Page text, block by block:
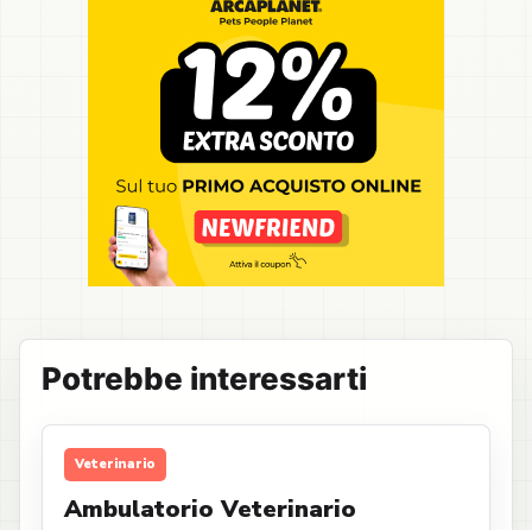
Potrebbe interessarti
Veterinario
Ambulatorio Veterinario